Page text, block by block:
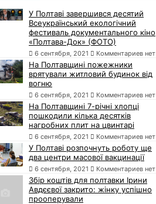
У Полтаві завершився десятий
Всеукраїнський екологічний
фестиваль документального кіно
«Полтава-Док» (ФОТО)
6 сентября, 2021 Комментариев нет
На Полтавщині пожежники
врятували житловий будинок від
вогню
6 сентября, 2021 Комментариев нет
На Полтавщині 7-річні хлопці
пошкодили кілька десятків
нагробних плит на цвинтарі
6 сентября, 2021 Комментариев нет
У Полтаві розпочнуть роботу ще
два центри масової вакцинації
6 сентября, 2021 Комментариев нет
Збір коштів для полтавки Ірини
Авдєєвої закрито: жінку успішно
прооперували